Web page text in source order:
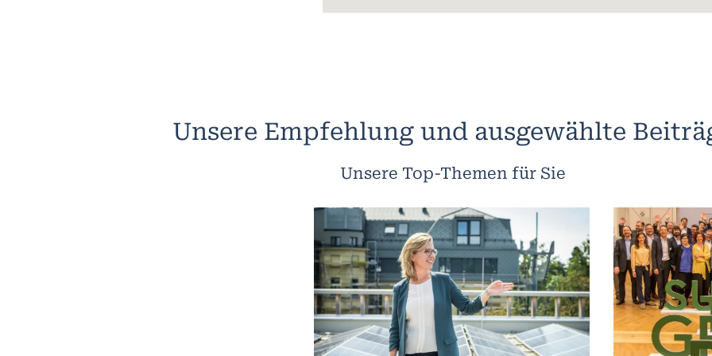
Unsere Empfehlung und ausgewählte
Unsere Top-Themen für Sie